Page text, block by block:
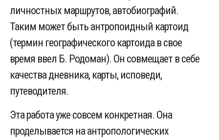
личностных маршрутов, автобиографий.
Таким может быть антропоидный картоид
(термин географического картоида в свое
время ввел Б. Родоман). Он совмещает в себе
качества дневника, карты, исповеди,
путеводителя.
Эта работа уже совсем конкретная. Она
проделывается на антропологических